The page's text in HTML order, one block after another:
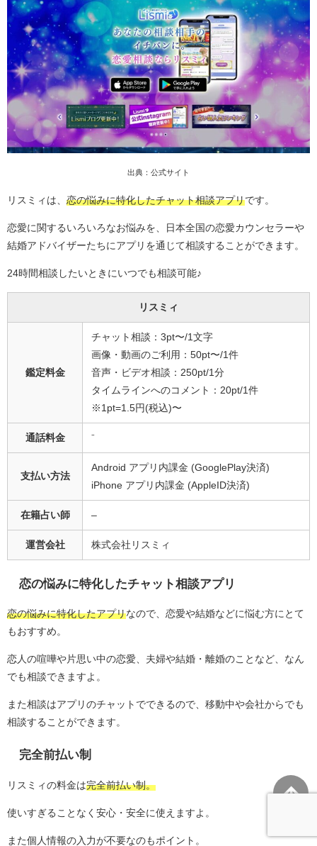
出典：公式サイト
リスミィは、 恋の悩みに特化したチャット相談アプリです。
恋愛に関するいろいろなお悩みを、日本全国の恋愛カウンセラーや
結婚アドバイザーたちにアプリを通じて相談することができます。
24時間相談したいときにいつでも相談可能♪
リスミィ
鑑定料金
チャット相談：3pt〜/1文字
画像・動画のご利用：50pt〜/1件
音声・ビデオ相談：250pt/1分
タイムラインへのコメント：20pt/1件
※1pt=1.5円(税込)〜
通話料金 ⁻
支払い方法
Android アプリ内課金 (GooglePlay決済)
iPhone アプリ内課金 (AppleID決済)
在籍占い師 –
運営会社 株式会社リスミィ
恋の悩みに特化したチャット相談アプリ
恋の悩みに特化したアプリなので、恋愛や結婚などに悩む方にとて
もおすすめ。
恋人の喧嘩や片思い中の恋愛、夫婦や結婚・離婚のことなど、なん
でも相談できますよ。
また相談はアプリのチャットでできるので、移動中や会社からでも
相談することができます。
完全前払い制
リスミィの料金は完全前払い制。
使いすぎることなく安心・安全に使えますよ。
また個人情報の入力が不要なのもポイント。